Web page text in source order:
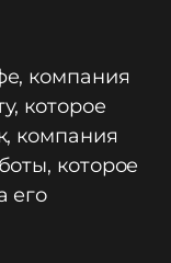
компания
которое
компания
которое
его